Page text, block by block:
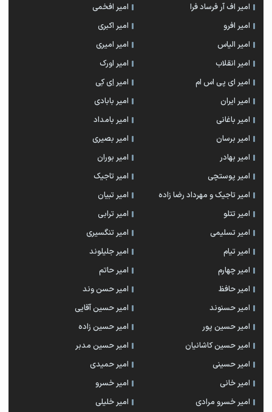
امیر اف آر فرساد فرا
امیر افخمی
امیر افرو
امیر اکبری
امیر الیاس
امیر امیری
امیر انقلاب
امیر اورک
امیر ای پی اس ام
امیر اِی کِی
امیر ایران
امیر بابادی
امیر باغانی
امیر بامداد
امیر برسان
امیر بصیری
امیر بهادر
امیر بوران
امیر پوستچی
امیر تاجیک
امیر تاجیک و مهرداد رضا زاده
امیر تبیان
امیر تتلو
امیر ترابی
امیر تسلیمی
امیر تنگسیری
امیر تیام
امیر جلیلوند
امیر چهارم
امیر حاتم
امیر حافظ
امیر حسن وند
امیر حسنوند
امیر حسین آقایی
امیر حسین پور
امیر حسین زاده
امیر حسین کاشانیان
امیر حسین مدبر
امیر حسینی
امیر حمیدی
امیر خانی
امیر خسرو
امیر خسرو مرادی
امیر خلیلی